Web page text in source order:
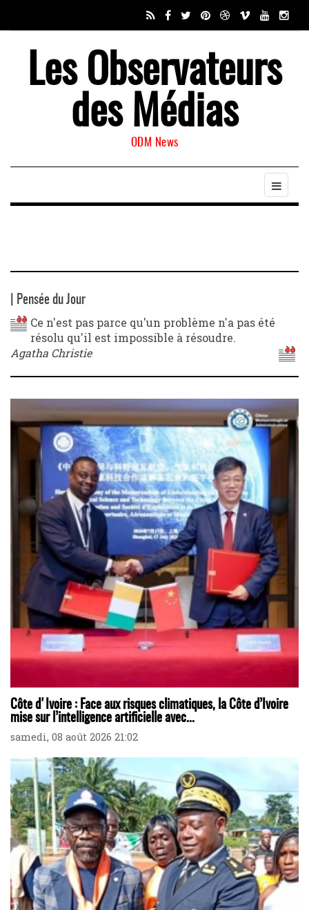
Les Observateurs
des Médias
ODM News
| Pensée du Jour
Ce n'est pas parce qu'un problème n'a pas été
résolu qu'il est impossible à résoudre.
Agatha Christie
Côte d'Ivoire : Face aux risques climatiques, la Côte d’Ivoire
mise sur l’intelligence artificielle avec...
samedi, 08 août 2026 21:02